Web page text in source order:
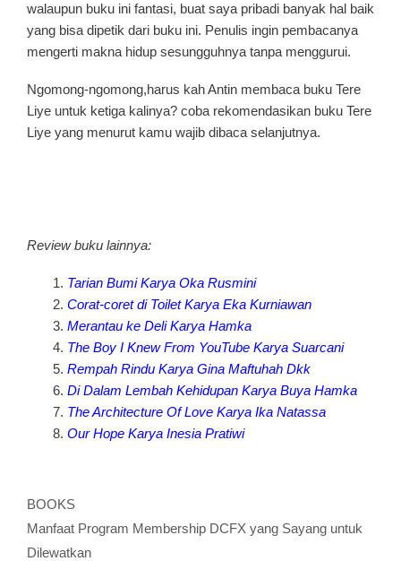
walaupun buku ini fantasi, buat saya pribadi banyak hal baik
yang bisa dipetik dari buku ini. Penulis ingin pembacanya
mengerti makna hidup sesungguhnya tanpa menggurui.
Ngomong-ngomong,harus kah Antin membaca buku Tere
Liye untuk ketiga kalinya? coba rekomendasikan buku Tere
Liye yang menurut kamu wajib dibaca selanjutnya.
Review buku lainnya:
Tarian Bumi Karya Oka Rusmini
Corat-coret di Toilet Karya Eka Kurniawan
Merantau ke Deli Karya Hamka
The Boy I Knew From YouTube Karya Suarcani
Rempah Rindu Karya Gina Maftuhah Dkk
Di Dalam Lembah Kehidupan Karya Buya Hamka
The Architecture Of Love Karya Ika Natassa
Our Hope Karya Inesia Pratiwi
Kategori
BOOKS
Manfaat Program Membership DCFX yang Sayang untuk
Dilewatkan